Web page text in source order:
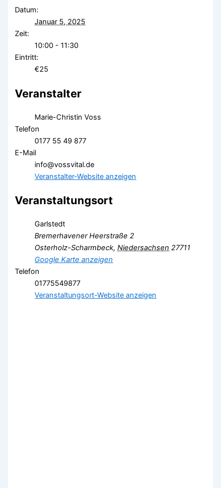
Datum:
Januar 5, 2025
Zeit:
10:00 - 11:30
Eintritt:
€25
Veranstalter
Marie-Christin Voss
Telefon
0177 55 49 877
E-Mail
info@vossvital.de
Veranstalter-Website anzeigen
Veranstaltungsort
Garlstedt
Bremerhavener Heerstraße 2
Osterholz-Scharmbeck, Niedersachsen 27711
Google Karte anzeigen
Telefon
01775549877
Veranstaltungsort-Website anzeigen